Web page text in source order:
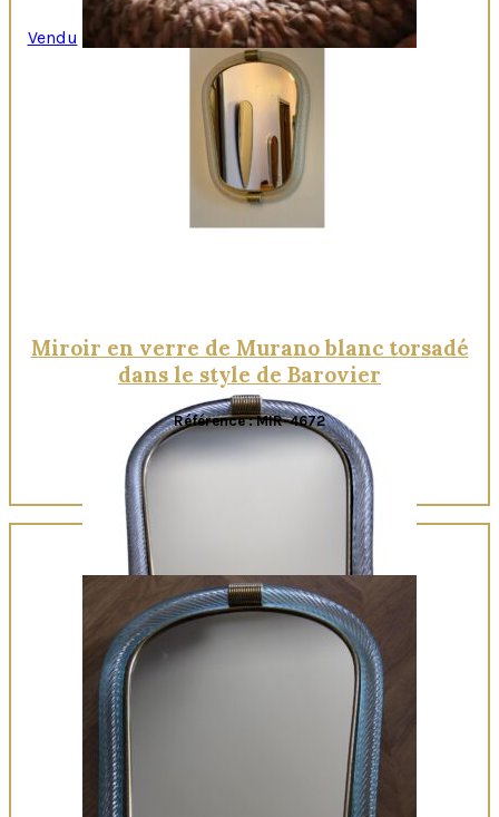
Quick View
Vendu
Miroir en verre de Murano blanc torsadé
dans le style de Barovier
Référence : MIR-4672